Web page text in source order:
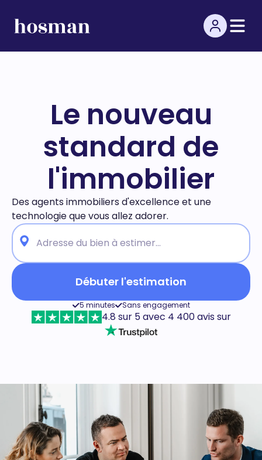
Le nouveau
standard de
l'immobilier
Des agents immobiliers d'excellence et une
technologieque vous allez adorer.
Débuter l'estimation
5 minutes Sans engagement
4.8 sur 5 avec 4 400 avis sur